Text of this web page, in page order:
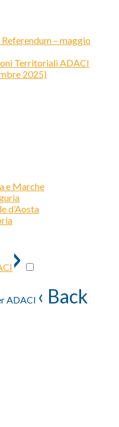
– maggio
Territoriali ADACI
2025)
e Marche
d’Aosta
›
ADACI ‹ Back